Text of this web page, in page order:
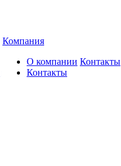
Компания
О компании
Контакты
Контакты